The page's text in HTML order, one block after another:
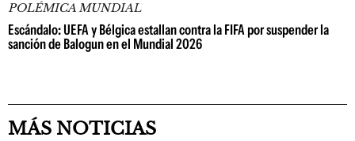
POLÉMICA MUNDIAL
Escándalo: UEFA y Bélgica estallan contra la FIFA por suspender la
sanción de Balogun en el Mundial 2026
MÁS NOTICIAS